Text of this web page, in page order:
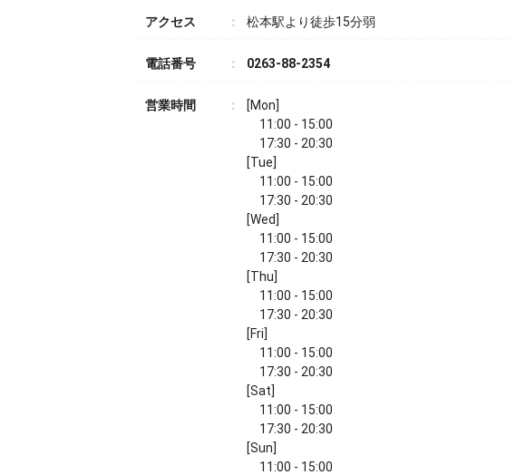
アクセス 松本駅より徒歩15分弱
電話番号 0263-88-2354
営業時間
[Mon]
11:00 - 15:00
17:30 - 20:30
[Tue]
11:00 - 15:00
17:30 - 20:30
[Wed]
11:00 - 15:00
17:30 - 20:30
[Thu]
11:00 - 15:00
17:30 - 20:30
[Fri]
11:00 - 15:00
17:30 - 20:30
[Sat]
11:00 - 15:00
17:30 - 20:30
[Sun]
11:00 - 15:00